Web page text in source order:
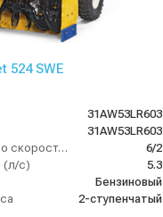
524 SWE
31AW53LR603
31AW53LR603
Количество скоростей (вперед/назад)
6/2
(л/с)
5.3
Бензиновый
2-ступенчатый